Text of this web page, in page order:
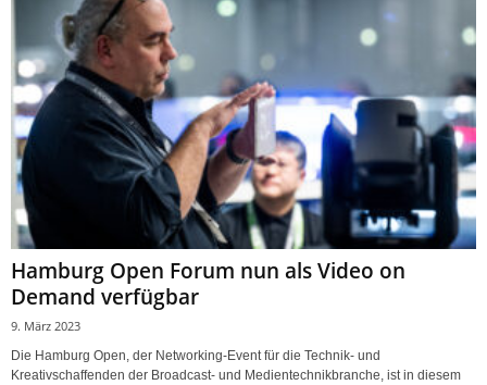
Hamburg Open Forum nun als Video on
Demand verfügbar
9. März 2023
Die Hamburg Open, der Networking-Event für die Technik- und
Kreativschaffenden der Broadcast- und Medientechnikbranche, ist in diesem